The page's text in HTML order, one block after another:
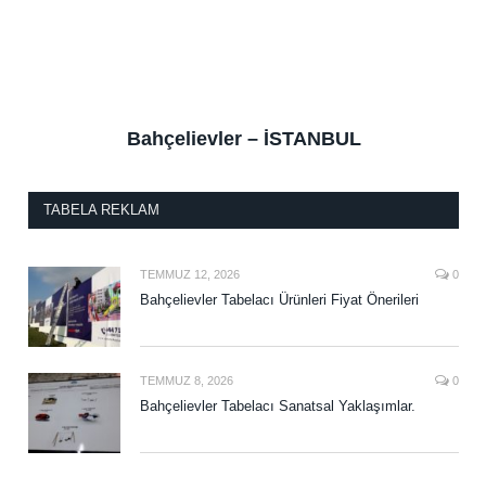
Bahçelievler – İSTANBUL
TABELA REKLAM
TEMMUZ 12, 2026 0
Bahçelievler Tabelacı Ürünleri Fiyat Önerileri
TEMMUZ 8, 2026 0
Bahçelievler Tabelacı Sanatsal Yaklaşımlar.